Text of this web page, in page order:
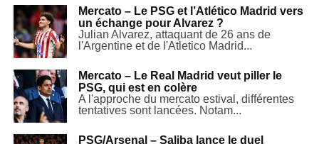
Mercato – Le PSG et l’Atlético Madrid vers
un échange pour Alvarez ?
Julian Alvarez, attaquant de 26 ans de
l'Argentine et de l'Atletico Madrid...
Mercato – Le Real Madrid veut piller le
PSG, qui est en colère
A l'approche du mercato estival, différentes
tentatives sont lancées. Notam...
PSG/Arsenal – Saliba lance le duel